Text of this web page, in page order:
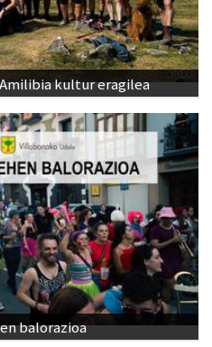
kultur eragilea
balorazioa